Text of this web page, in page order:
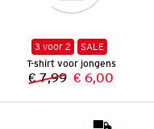
3 voor 2
SALE
T-shirt voor jongens
Vorige prijs:
€ 7,99 Nieuwe prijs:
€ 6,00